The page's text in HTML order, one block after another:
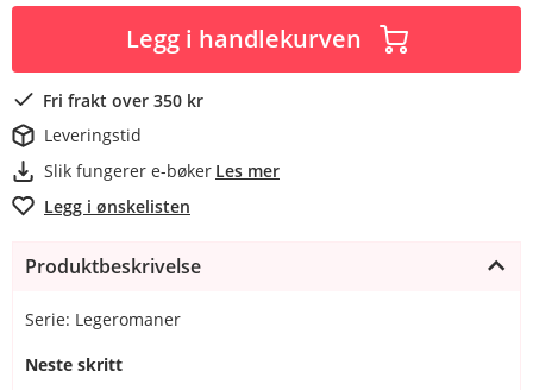
Legg i handlekurven
Fri frakt over 350 kr
Leveringstid
Slik fungerer e-bøker Les mer
Legg i ønskelisten
Produktbeskrivelse
Serie: Legeromaner
Neste skritt